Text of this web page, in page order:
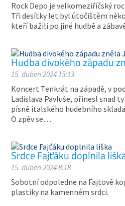
Rock Depo je velkomeziříčský
Tři desítky let byl útočištěm
kteří bažili po jiné hudbě a
Hudba divokého západu
15. duben 2024 15:13
Koncert Tenkrát na západě, v
Ladislava Pavluše, přinesl snad
písně italského hudebního
O zpěv se…
Srdce Fajťáku doplnila
15. duben 2024 8:18
Sobotní odpoledne na Fajtově
plastiky na kamenném srdci.